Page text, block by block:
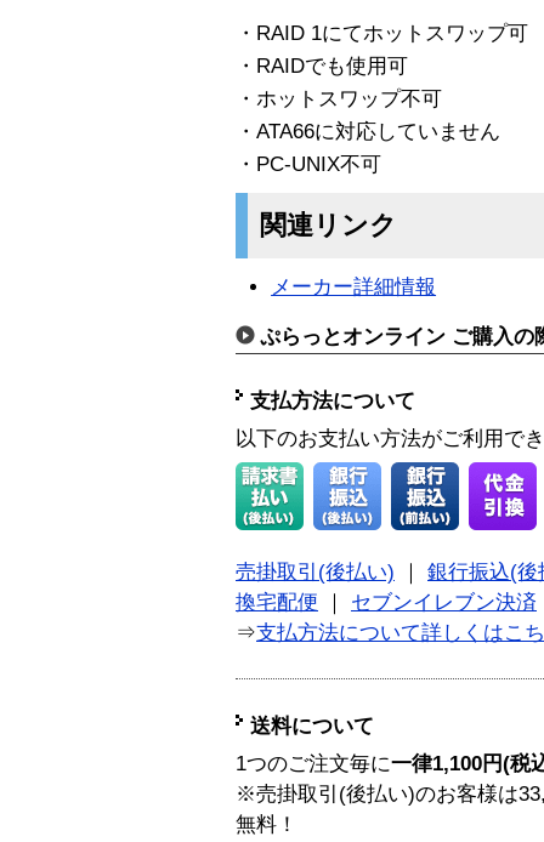
・RAID 1にてホットスワップ可
・RAIDでも使用可
・ホットスワップ不可
・ATA66に対応していません
・PC-UNIX不可
関連リンク
メーカー詳細情報
ぷらっとオンライン ご購入の
支払方法について
以下のお支払い方法がご利用で
売掛取引(後払い)
銀行振込(後
換宅配便
セブンイレブン決済
⇒支払方法について詳しくはこ
送料について
1つのご注文毎に一律1,100円(税
※売掛取引(後払い)のお客様は
無料！